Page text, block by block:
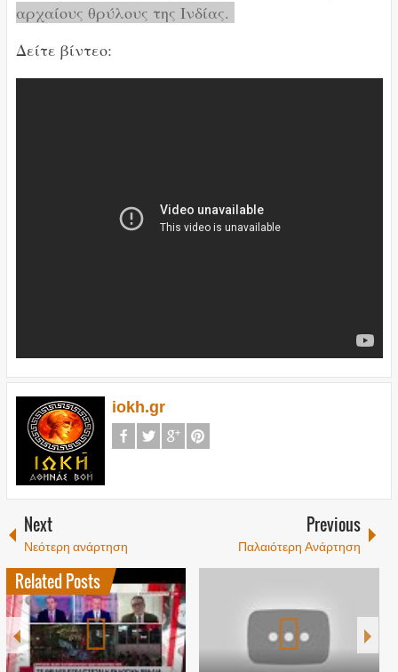
αρχαίους θρύλους της Ινδίας.
Δείτε βίντεο:
iokh.gr
Next
Νεότερη ανάρτηση
Previous
Παλαιότερη Ανάρτηση
Related Posts